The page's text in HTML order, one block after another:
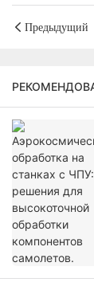
насос с
Предыдущий